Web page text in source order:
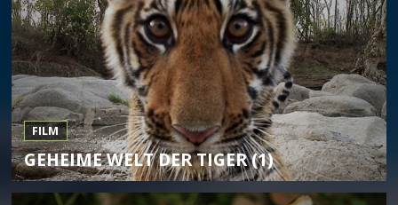
FILM
GEHEIME WELT DER TIGER (1)